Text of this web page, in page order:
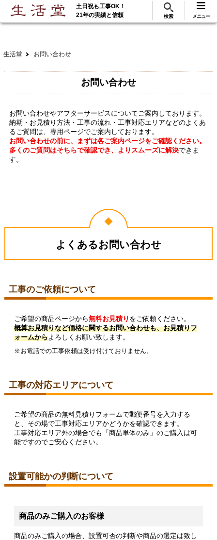
ご利用 288万･工事実績117万件! 無料見積
土日祝も工事OK！
21年の実績と信頼
検索 メニュー
生活堂 お問い合わせ
お問い合わせ
お問い合わせやアフターサービスについてご案内しております。
納期・お見積り方法・工事の流れ・工事対応エリアなどのよくあ
るご質問は、専用ページでご案内しております。
お問い合わせの前に、まずは各ご案内ページをご確認ください。
多くのご質問はそちらで確認でき、よりスムーズに解決できま
す。
よくあるお問い合わせ
工事のご依頼について
ご希望の商品ページから無料お見積り をご依頼ください。
概算お見積りなど価格に関するお問い合わせも、お見積りフ
ォームからよろしくお願い致します。
※お電話での工事依頼は受け付けておりません。
工事の対応エリアについて
ご希望の商品の無料見積りフォームで郵便番号を入力する
と、その場で工事対応エリアかどうかを確認できます。
工事対応エリア外の場合でも「商品単体のみ」のご購入は可
能ですのでご安心ください。
設置可能かの判断について
商品のみご購入のお客様
商品のみご購入の場合、設置可否の判断や商品の選定は致し